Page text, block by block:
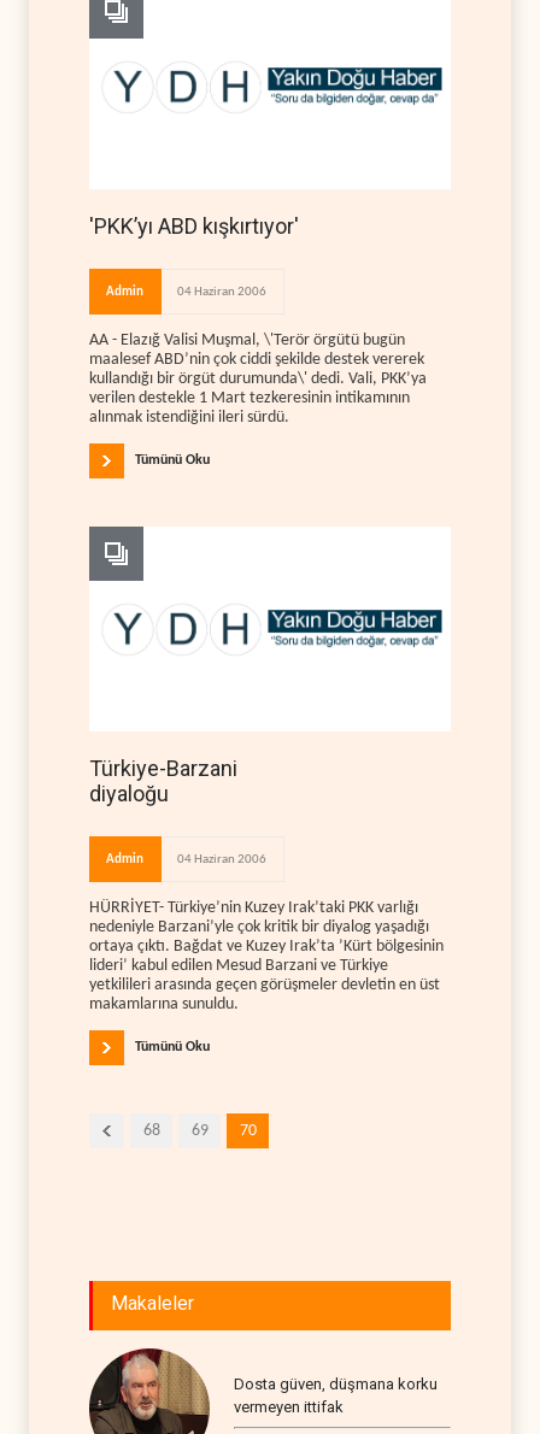
'PKK’yı ABD kışkırtıyor'
Admin 04 Haziran 2006
AA - Elazığ Valisi Muşmal, \'Terör örgütü bugün
maalesef ABD’nin çok ciddi şekilde destek vererek
kullandığı bir örgüt durumunda\' dedi. Vali, PKK’ya
verilen destekle 1 Mart tezkeresinin intikamının
alınmak istendiğini ileri sürdü.
Tümünü Oku
Türkiye-Barzani
diyaloğu
Admin 04 Haziran 2006
HÜRRİYET- Türkiye’nin Kuzey Irak’taki PKK varlığı
nedeniyle Barzani’yle çok kritik bir diyalog yaşadığı
ortaya çıktı. Bağdat ve Kuzey Irak’ta ’Kürt bölgesinin
lideri’ kabul edilen Mesud Barzani ve Türkiye
yetkilileri arasında geçen görüşmeler devletin en üst
makamlarına sunuldu.
Tümünü Oku
68 69 70
Makaleler
Dosta güven, düşmana korku
vermeyen ittifak